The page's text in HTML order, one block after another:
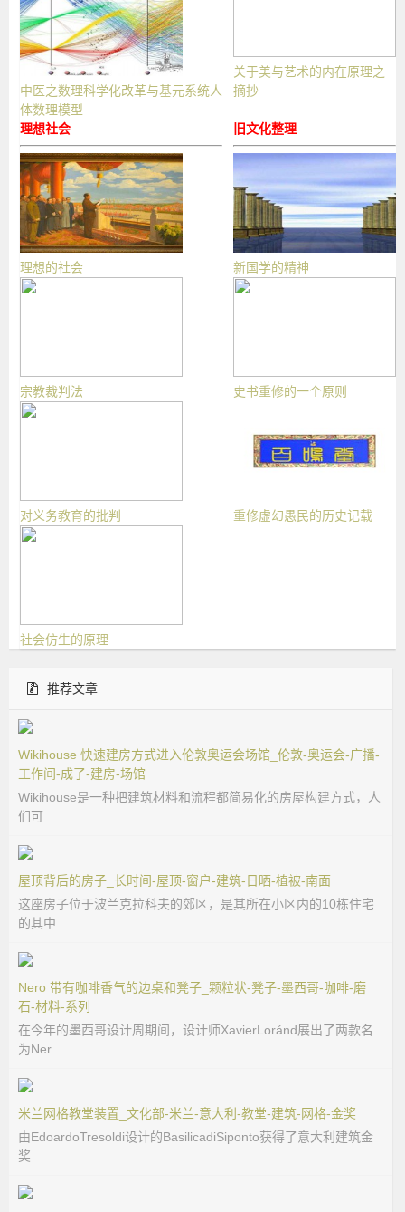
中医之数理科学化改革与基元系统人
体数理模型
关于美与艺术的内在原理之
摘抄
理想社会
理想的社会
宗教裁判法
对义务教育的批判
社会仿生的原理
旧文化整理
新国学的精神
史书重修的一个原则
重修虚幻愚民的历史记载
推荐文章
Wikihouse 快速建房方式进入伦敦奥运会场馆_伦敦-奥运会-广播-
工作间-成了-建房-场馆
Wikihouse是一种把建筑材料和流程都简易化的房屋构建方式，人
们可
屋顶背后的房子_长时间-屋顶-窗户-建筑-日晒-植被-南面
这座房子位于波兰克拉科夫的郊区，是其所在小区内的10栋住宅
的其中
Nero 带有咖啡香气的边桌和凳子_颗粒状-凳子-墨西哥-咖啡-磨
石-材料-系列
在今年的墨西哥设计周期间，设计师XavierLoránd展出了两款名
为Ner
米兰网格教堂装置_文化部-米兰-意大利-教堂-建筑-网格-金奖
由EdoardoTresoldi设计的BasilicadiSiponto获得了意大利建筑金
奖